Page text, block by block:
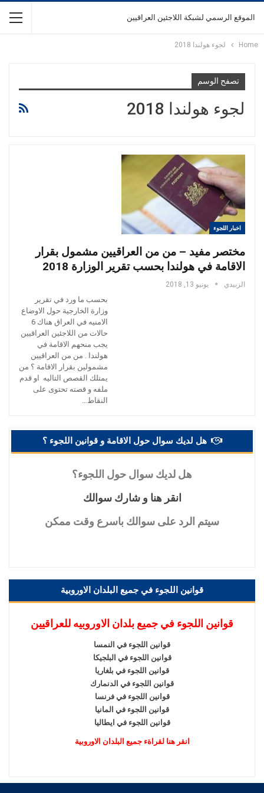
الموقع الرسمي لشبكة اللاجئين العراقيين
Home لجوء هولندا 2018
تصفح الوسم
لجوء هولندا 2018
اخبار اللجوء
مختصر مفيد – من من العراقيين مشمول بقرار
الاقامة في هولندا بحسب تقرير الوزارة 2018
الزبيدي يونيو 13, 2018
بحسب ما ورد في تقرير
وزارة الخارجية حول الاوضاع
الامنيه في العراق هناك 6
حالات من اللاجئين العراقيين
يجب منحهم الاقامة في
هولندا . من من العراقيين
مشمولين بقرار الاقامة ؟ من
يمتلك القصص التاليه او قدم
ملفه و قصته تحتوى على
النقاط…
هل لديك سوال حول الاقامة و قوانين اللجوء ؟
هل لديك سوال حول اللجوء؟
انقر هنا و شارك سوالك
سيتم الرد على سوالك باسرع وقت ممكن
قوانين اللجوء في جميع البلدان الاوروبية
قوانين اللجوء في جميع بلدان الاوروبيه للعراقيين
قوانين اللجوء في النمسا
قوانين اللجوء في البلجيكا
قوانين اللجوء في بلغاريا
قوانين اللجوء في الدنمارك
قوانين اللجوء في فرنسا
قوانين اللجوء في المانيا
قوانين اللجوء في ايطاليا
انقر هنا لقراةء جميع البلدان الاوروبية